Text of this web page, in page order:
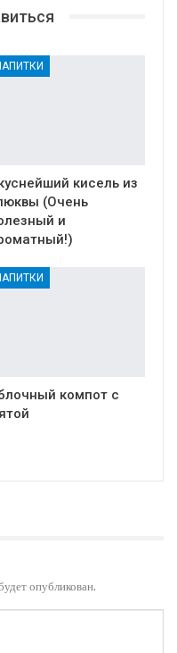
кисель из
(Очень
и
компот с
опубликован.